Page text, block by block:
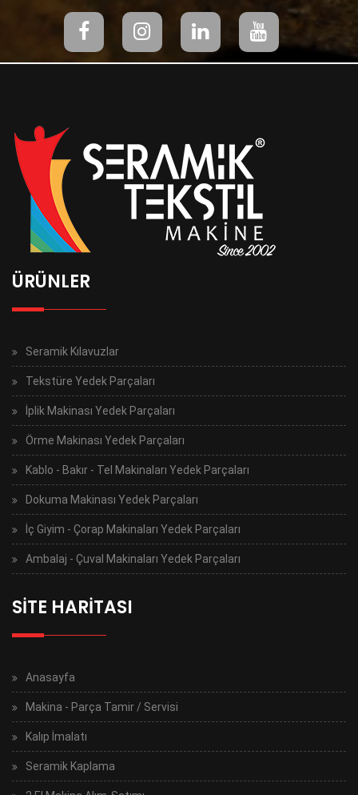
ÜRÜNLER
Seramik Kılavuzlar
Tekstüre Yedek Parçaları
İplik Makinası Yedek Parçaları
Örme Makinası Yedek Parçaları
Kablo - Bakır - Tel Makinaları Yedek Parçaları
Dokuma Makinası Yedek Parçaları
İç Giyim - Çorap Makinaları Yedek Parçaları
Ambalaj - Çuval Makinaları Yedek Parçaları
SİTE HARİTASI
Anasayfa
Makina - Parça Tamir / Servisi
Kalıp İmalatı
Seramik Kaplama